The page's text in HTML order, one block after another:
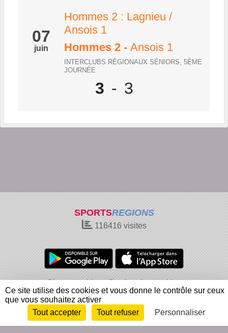
07
juin
Hommes 2 : Lagnieu /
Ansois 1
Hommes 2 - Ansois 1
INTERCLUBS RÉGIONAUX SÉNIORS, 5ÈME
JOURNÉE
3 - 3
SPORTSREGIONS
116416 visites
Charte cookies
Gestion des cookies
Informations légales
Signaler un contenu inapproprié
Envie de participer ? Connexion
Ce site utilise des cookies et vous donne le contrôle sur ceux
que vous souhaitez activer
Tout accepter
Tout refuser Personnaliser